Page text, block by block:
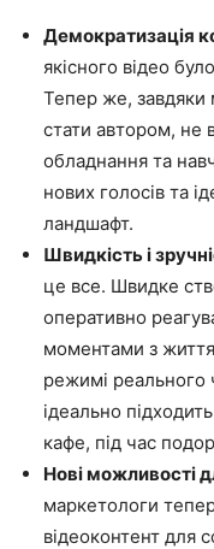
Демократизація
якісного відео
Тепер же,
стати автором, не
обладнання та
нових голосів та
ландшафт.
Швидкість і
це все. Швидке
оперативно
моментами з життя
режимі реального
ідеально
кафе, під час
Нові можливості
маркетологи
відеоконтент для